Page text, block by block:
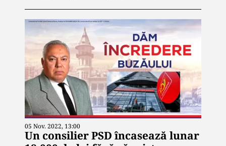
05 Nov. 2022, 13:00
Un consilier PSD încasează lunar